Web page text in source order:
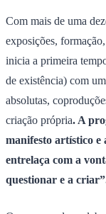
Com mais de uma
exposições,
inicia a primeira
de existência) com
absolutas,
criação própria. A
manifesto artístico e
entrelaça com a
questionar e a